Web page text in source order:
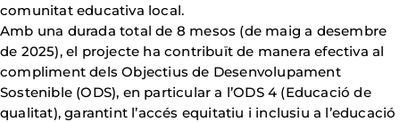
comunitat educativa local.
Amb una durada total de 8 mesos (de maig a desembre
de 2025), el projecte ha contribuït de manera efectiva al
compliment dels Objectius de Desenvolupament
Sostenible (ODS), en particular a l’ODS 4 (Educació de
qualitat), garantint l’accés equitatiu i inclusiu a l’educació